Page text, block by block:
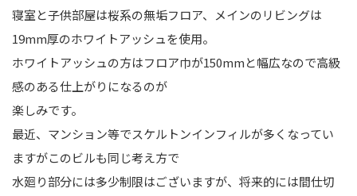
寝室と子供部屋は桜系の無垢フロア、メインのリビングは
19mm厚のホワイトアッシュを使用。
ホワイトアッシュの方はフロア巾が150mmと幅広なので高級
感のある仕上がりになるのが
楽しみです。
最近、マンション等でスケルトンインフィルが多くなってい
ますがこのビルも同じ考え方で
水廻り部分には多少制限はございますが、将来的には間仕切